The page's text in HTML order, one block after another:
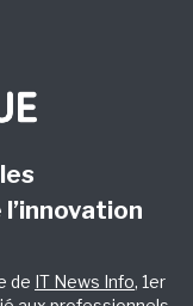
de IT News Info, 1er